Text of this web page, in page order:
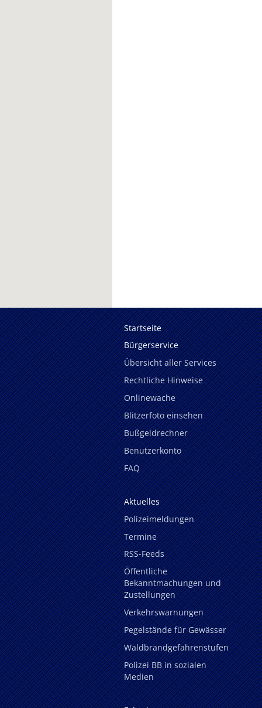
Startseite
Bürgerservice
Übersicht aller Services
Rechtliche Hinweise
Onlinewache
Blitzerfoto einsehen
Bußgeldrechner
Benutzerkonto
FAQ
Aktuelles
Polizeimeldungen
Termine
RSS-Feeds
Öffentliche
Bekanntmachungen und
Zustellungen
Verkehrswarnungen
Pegelstände für Gewässer
Waldbrandgefahrenstufen
Polizei BB in sozialen
Medien